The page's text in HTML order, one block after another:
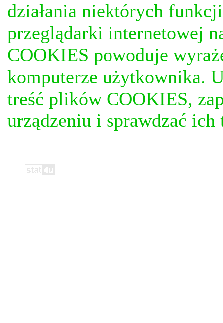
działania niektórych
przeglądarki internetowej
COOKIES powoduje
komputerze użytkownika.
treść plików COOKIES,
urządzeniu i sprawdzać ich